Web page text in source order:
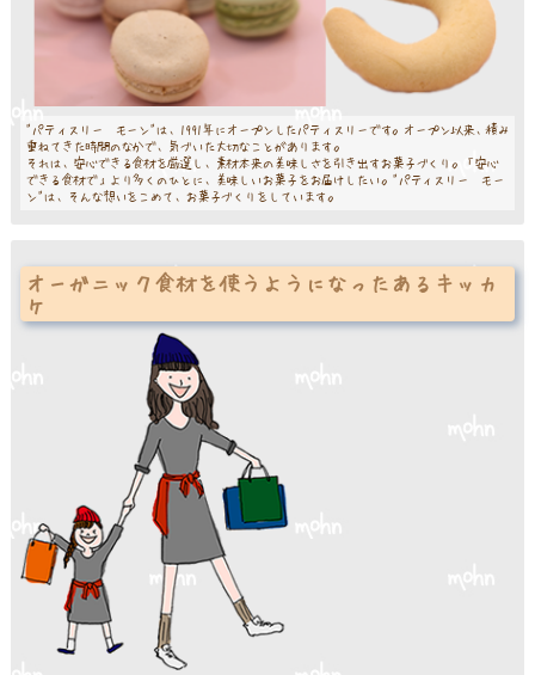
"パティスリー モーン"は、1991年にオープンしたパティスリーです。オープン以来、積み
重ねてきた時間のなかで、気づいた大切なことがあります。
それは、安心できる食材を厳選し、素材本来の美味しさを引き出すお菓子づくり。「安心
できる食材で」より多くのひとに、美味しいお菓子をお届けしたい。"パティスリー モー
ン"は、そんな想いをこめて、お菓子づくりをしています。
オーガニック食材を使うようになったあるキッカ
ケ